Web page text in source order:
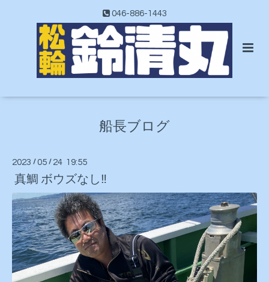
046-886-1443
船長ブログ
2023 / 05 / 24 19:55
真鯛 ボウズなし‼️